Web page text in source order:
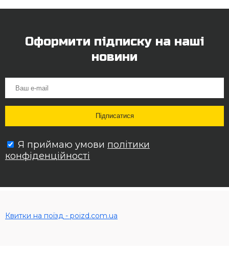
Оформити підписку на наші
новини
Я приймаю умови політики
конфіденційності
Квитки на поїзд - poizd.com.ua